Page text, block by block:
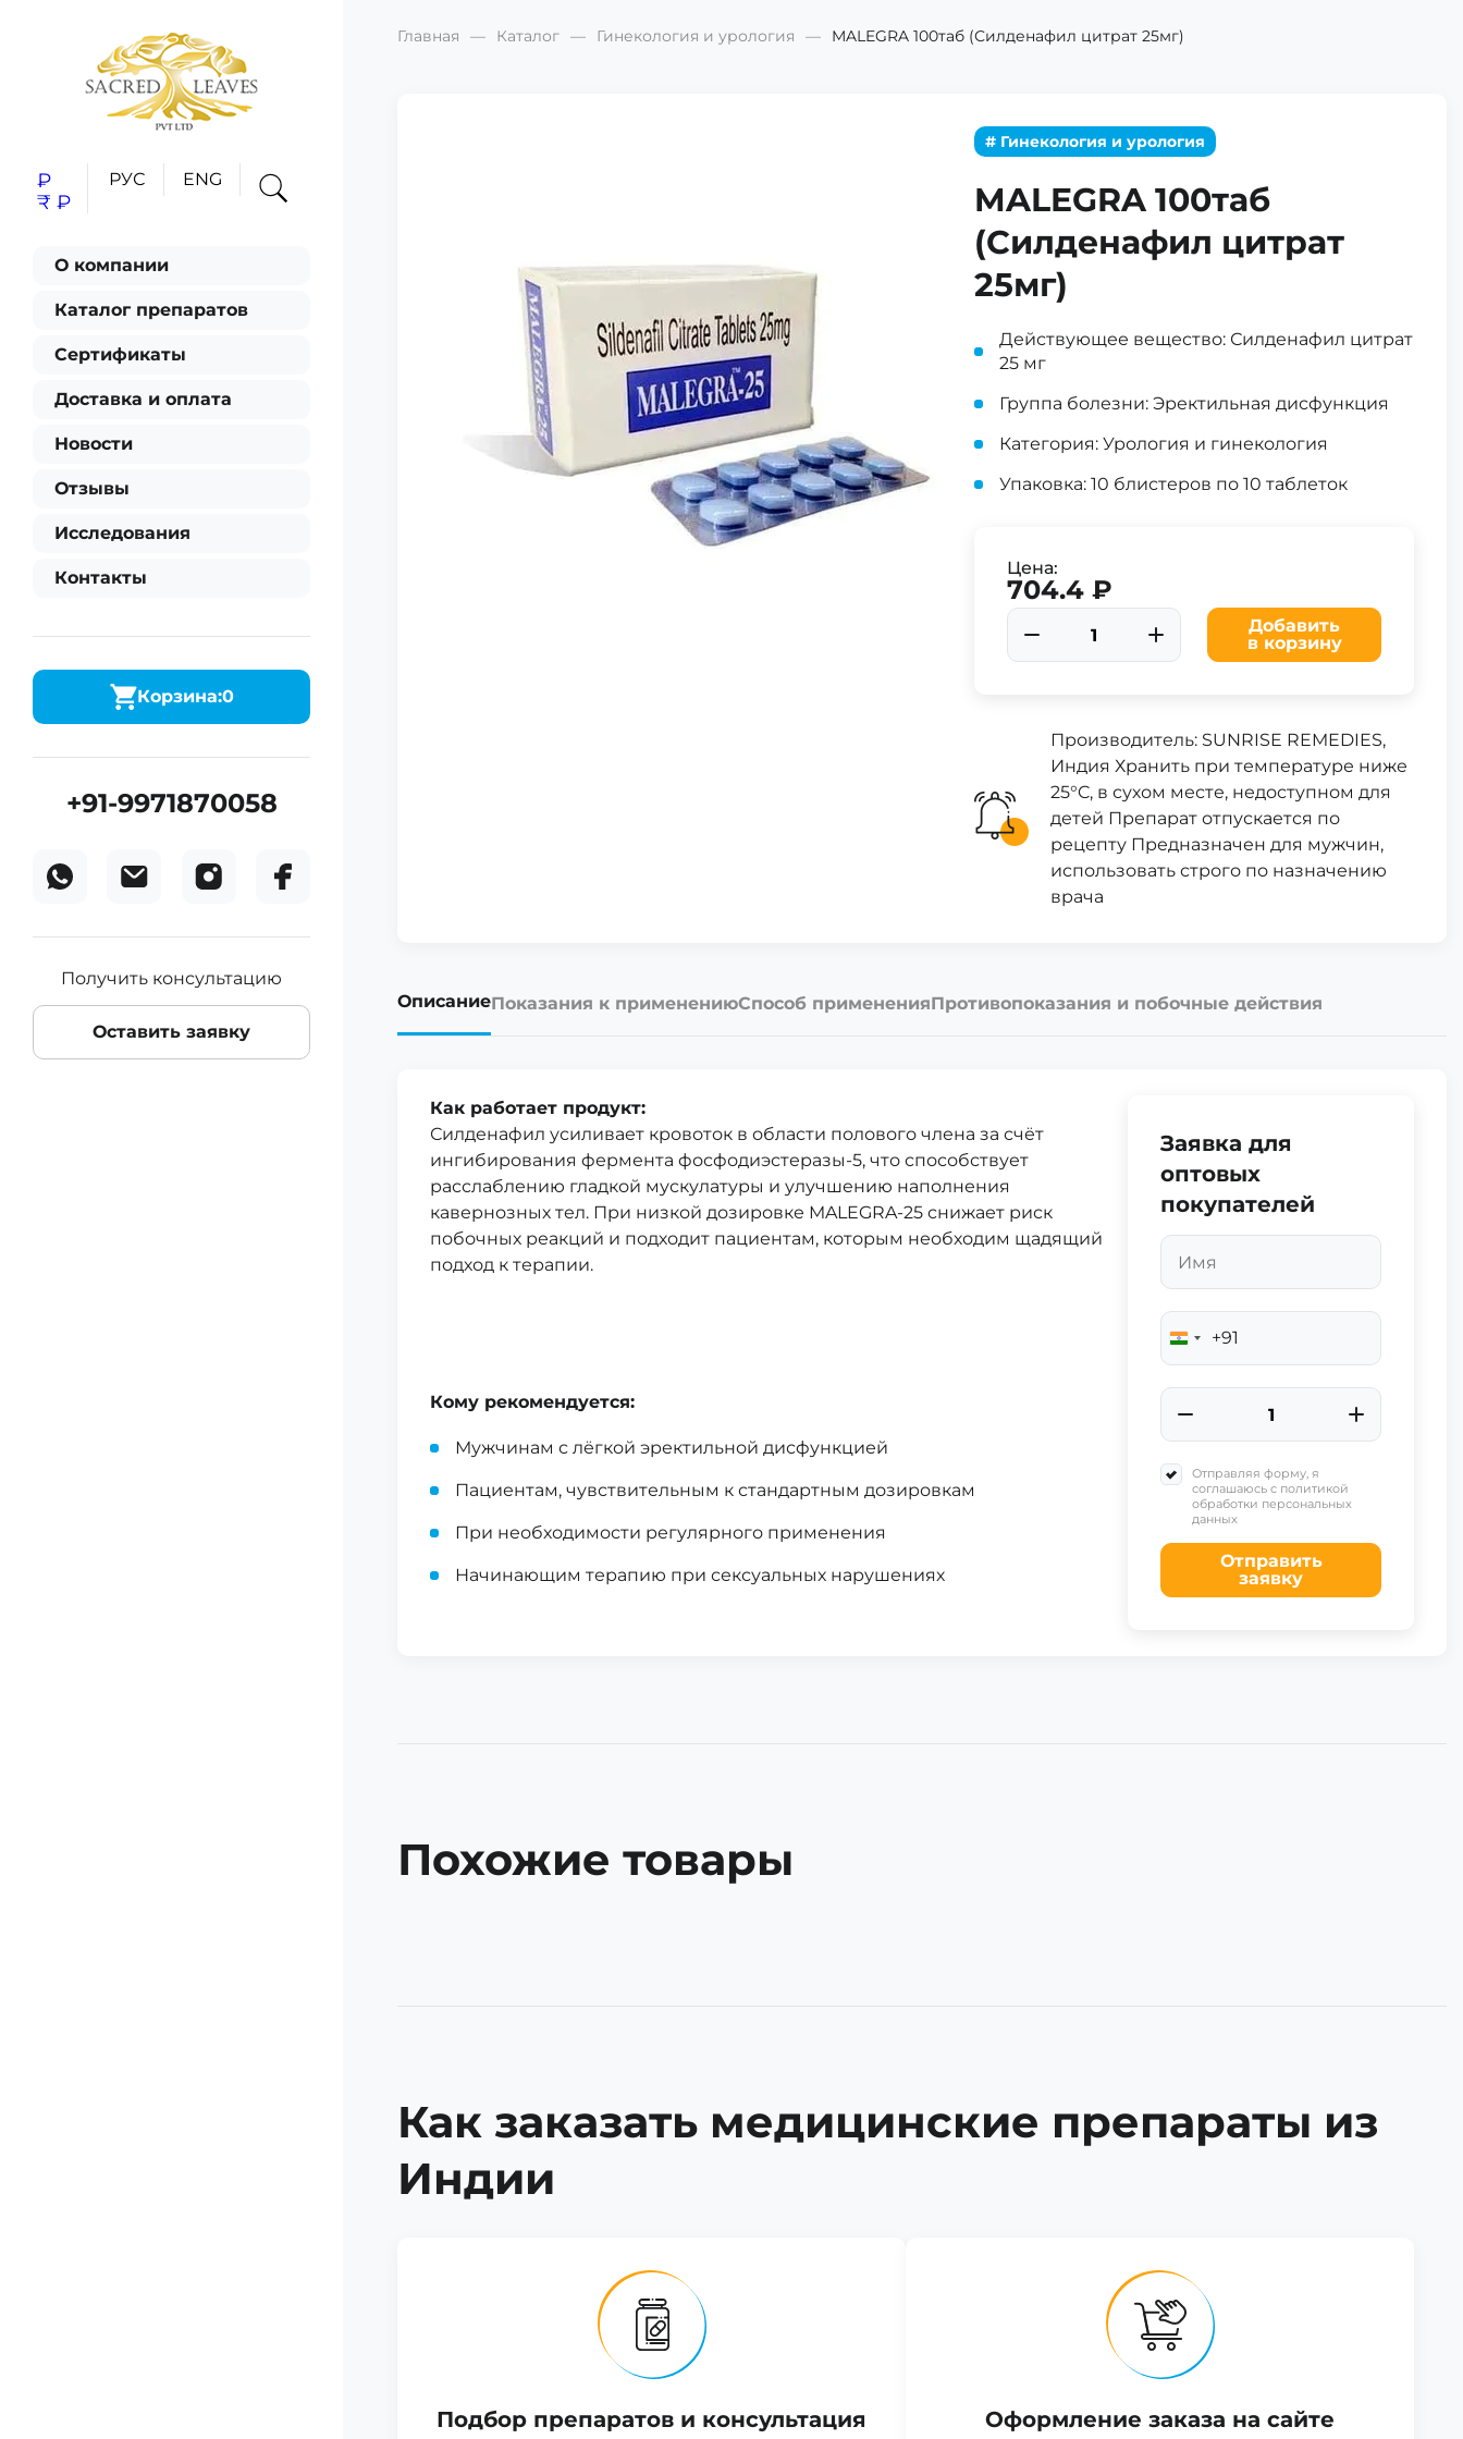
₽
₹ ₽
РУС ENG
О компании
Каталог препаратов
Сертификаты
Доставка и оплата
Новости
Отзывы
Исследования
Контакты
Корзина:0
+91-9971870058
Получить консультацию
Оставить заявку
Главная Каталог Гинекология и урология MALEGRA 100таб (Силденафил цитрат 25мг)
# Гинекология и урология
MALEGRA 100таб
(Силденафил цитрат
25мг)
Действующее вещество: Силденафил цитрат
25 мг
Группа болезни: Эректильная дисфункция
Категория: Урология и гинекология
Упаковка: 10 блистеров по 10 таблеток
Цена:
704.4 ₽
Добавить
в корзину
Производитель: SUNRISE REMEDIES,
Индия Хранить при температуре ниже
25°C, в сухом месте, недоступном для
детей Препарат отпускается по
рецепту Предназначен для мужчин,
использовать строго по назначению
врача
ОписаниеПоказания к применениюСпособ примененияПротивопоказания и побочные действия
Как работает продукт:
Силденафил усиливает кровоток в области полового члена за счёт
ингибирования фермента фосфодиэстеразы-5, что способствует
расслаблению гладкой мускулатуры и улучшению наполнения
кавернозных тел. При низкой дозировке MALEGRA-25 снижает риск
побочных реакций и подходит пациентам, которым необходим щадящий
подход к терапии.
Кому рекомендуется:
Мужчинам с лёгкой эректильной дисфункцией
Пациентам, чувствительным к стандартным дозировкам
При необходимости регулярного применения
Начинающим терапию при сексуальных нарушениях
Заявка для
оптовых
покупателей
India
+91
+91
Отправляя форму, я
соглашаюсь с политикой
обработки персональных
данных
Отправить
заявку
Похожие товары
Как заказать медицинские препараты из
Индии
Подбор препаратов и консультация Оформление заказа на сайте